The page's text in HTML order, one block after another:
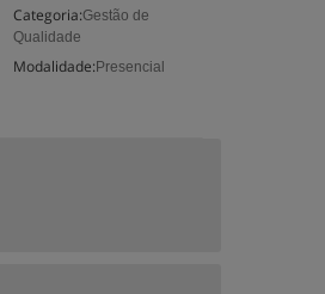
Categoria:Gestão de
Qualidade
Modalidade: Presencial